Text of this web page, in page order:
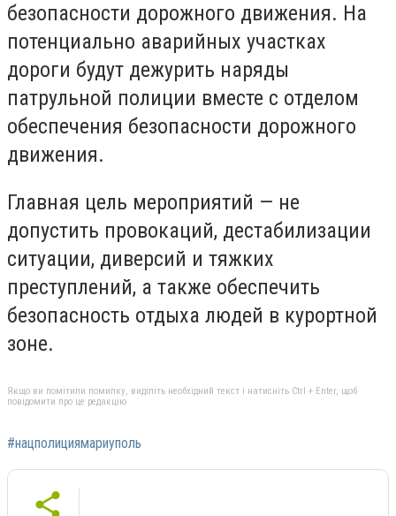
безопасности дорожного движения. На
потенциально аварийных участках
дороги будут дежурить наряды
патрульной полиции вместе с отделом
обеспечения безопасности дорожного
движения.
Главная цель мероприятий — не
допустить провокаций, дестабилизации
ситуации, диверсий и тяжких
преступлений, а также обеспечить
безопасность отдыха людей в курортной
зоне.
Якщо ви помітили помилку, виділіть необхідний текст і натисніть Ctrl + Enter, щоб
повідомити про це редакцію
#нацполициямариуполь